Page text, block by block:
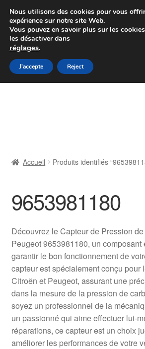
Colissimo livraison à
Du lundi au vendredi de
Aller
à
Aller
au
Livraison
Livraison internationale
Mon compte
Paiements
Panier
Plainte
Accueil Produits identifiés
9653981180
Découvrez le Capteur de Pression
Peugeot 9653981180, un composant
garantir le bon fonctionnement de
capteur est spécialement conçu pour
Citroën et Peugeot, assurant une
dans la mesure de la pression de
soyez un professionnel de la
un passionné qui aime effectuer lui-
réparations, ce capteur est un choix
améliorer les performances de votre
Nous utilisons des cookies pour vous
expérience sur notre site Web.
Vous pouvez en savoir plus sur les
les désactiver dans
réglages.
J'accepte Reject